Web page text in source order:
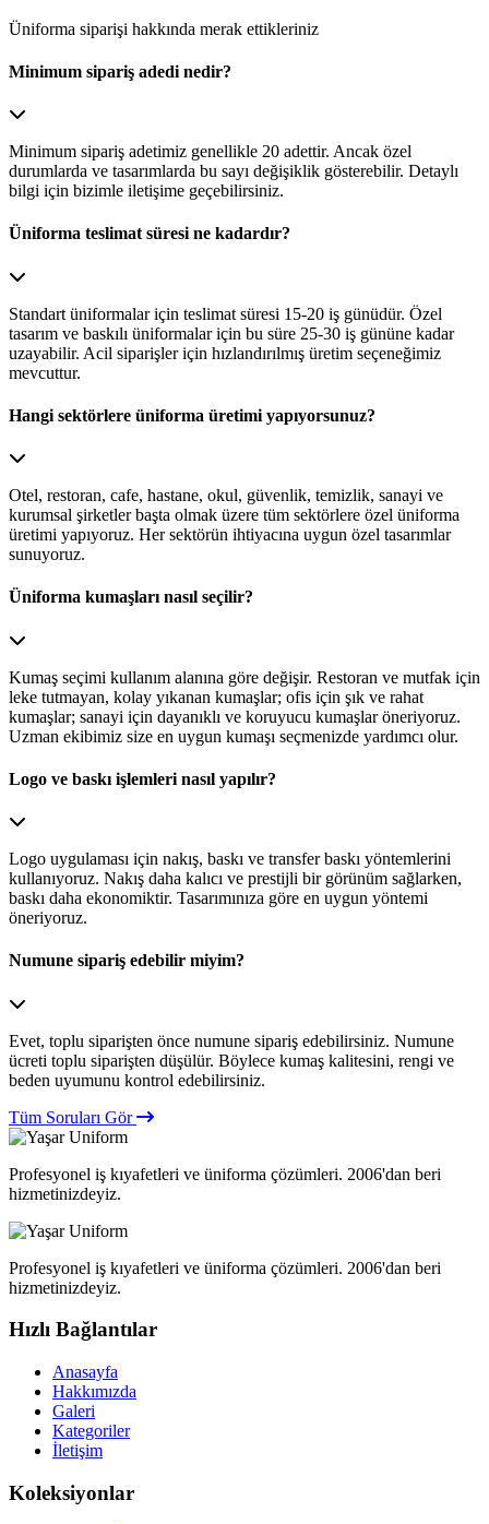
Üniforma siparişi hakkında merak ettikleriniz
Minimum sipariş adedi nedir?
Minimum sipariş adetimiz genellikle 20 adettir. Ancak özel
durumlarda ve tasarımlarda bu sayı değişiklik gösterebilir. Detaylı
bilgi için bizimle iletişime geçebilirsiniz.
Üniforma teslimat süresi ne kadardır?
Standart üniformalar için teslimat süresi 15-20 iş günüdür. Özel
tasarım ve baskılı üniformalar için bu süre 25-30 iş gününe kadar
uzayabilir. Acil siparişler için hızlandırılmış üretim seçeneğimiz
mevcuttur.
Hangi sektörlere üniforma üretimi yapıyorsunuz?
Otel, restoran, cafe, hastane, okul, güvenlik, temizlik, sanayi ve
kurumsal şirketler başta olmak üzere tüm sektörlere özel üniforma
üretimi yapıyoruz. Her sektörün ihtiyacına uygun özel tasarımlar
sunuyoruz.
Üniforma kumaşları nasıl seçilir?
Kumaş seçimi kullanım alanına göre değişir. Restoran ve mutfak için
leke tutmayan, kolay yıkanan kumaşlar; ofis için şık ve rahat
kumaşlar; sanayi için dayanıklı ve koruyucu kumaşlar öneriyoruz.
Uzman ekibimiz size en uygun kumaşı seçmenizde yardımcı olur.
Logo ve baskı işlemleri nasıl yapılır?
Logo uygulaması için nakış, baskı ve transfer baskı yöntemlerini
kullanıyoruz. Nakış daha kalıcı ve prestijli bir görünüm sağlarken,
baskı daha ekonomiktir. Tasarımınıza göre en uygun yöntemi
öneriyoruz.
Numune sipariş edebilir miyim?
Evet, toplu siparişten önce numune sipariş edebilirsiniz. Numune
ücreti toplu siparişten düşülür. Böylece kumaş kalitesini, rengi ve
beden uyumunu kontrol edebilirsiniz.
Tüm Soruları Gör
Profesyonel iş kıyafetleri ve üniforma çözümleri. 2006'dan beri
hizmetinizdeyiz.
Profesyonel iş kıyafetleri ve üniforma çözümleri. 2006'dan beri
hizmetinizdeyiz.
Hızlı Bağlantılar
Anasayfa
Hakkımızda
Galeri
Kategoriler
İletişim
Koleksiyonlar